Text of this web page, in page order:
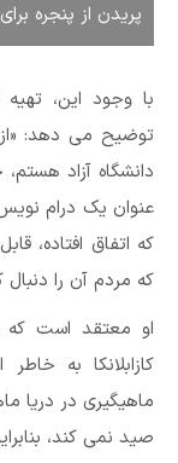
پریدن از پنجره
با وجود این، تهیه
توضیح می دهد:
دانشگاه آزاد
عنوان یک درام
که اتفاق افتاده،
که مردم آن را دنبال
او معتقد است که
کازابلانکا به
ماهیگیری در دریا
صید نمی کند،